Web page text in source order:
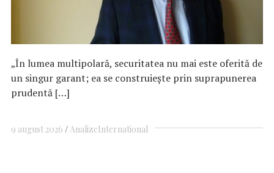
„În lumea multipolară, securitatea nu mai este oferită de
un singur garant; ea se construiește prin suprapunerea
prudentă […]
9 august 2026 AnalizeInternational